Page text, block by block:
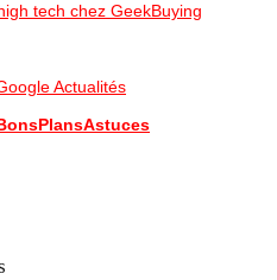
tech chez GeekBuying
Actualités